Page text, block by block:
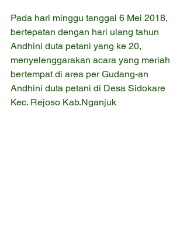
Pada hari minggu tanggal 6 Mei 2018,
bertepatan dengan hari ulang tahun
Andhini duta petani yang ke 20,
menyelenggarakan acara yang meriah
bertempat di area per Gudang-an
Andhini duta petani di Desa Sidokare
Kec. Rejoso Kab.Nganjuk